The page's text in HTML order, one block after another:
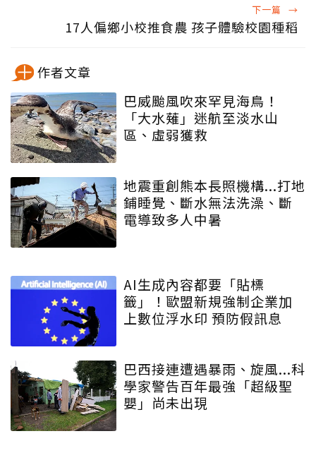
下一篇 →
17人偏鄉小校推食農 孩子體驗校園種稻
作者文章
巴威颱風吹來罕見海鳥！
「大水薙」迷航至淡水山
區、虛弱獲救
地震重創熊本長照機構...打地
鋪睡覺、斷水無法洗澡、斷
電導致多人中暑
AI生成內容都要「貼標
籤」！歐盟新規強制企業加
上數位浮水印 預防假訊息
巴西接連遭遇暴雨、旋風...科
學家警告百年最強「超級聖
嬰」尚未出現